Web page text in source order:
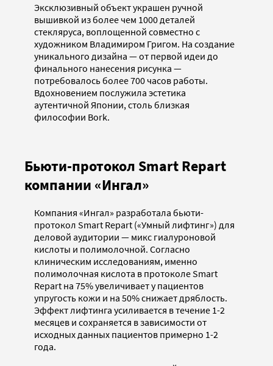
Эксклюзивный объект украшен ручной
вышивкой из более чем 1000 деталей
стекляруса, воплощенной совместно с
художником Владимиром Григом. На создание
уникального дизайна — от первой идеи до
финального нанесения рисунка —
потребовалось более 700 часов работы.
Вдохновением послужила эстетика
аутентичной Японии, столь близкая
философии Bork.
Бьюти-протокол Smart Repart
компании «Ингал»
Компания «Ингал» разработала бьюти-
протокол Smart Repart («Умный лифтинг») для
деловой аудитории — микс гиалуроновой
кислоты и полимолочной. Согласно
клиническим исследованиям, именно
полимолочная кислота в протоколе Smart
Repart на 75% увеличивает у пациентов
упругость кожи и на 50% снижает дряблость.
Эффект лифтинга усиливается в течение 1-2
месяцев и сохраняется в зависимости от
исходных данных пациентов примерно 1-2
года.